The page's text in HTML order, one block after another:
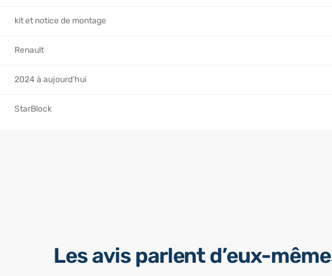
kit et notice de montage
Renault
2024 à aujourd'hui
StarBlock
Les avis parlent d’eux-